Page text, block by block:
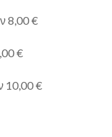
8,00 €
€
10,00 €